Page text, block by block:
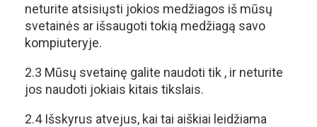
neturite atsisiųsti jokios medžiagos iš mūsų
svetainės ar išsaugoti tokią medžiagą savo
kompiuteryje.
2.3 Mūsų svetainę galite naudoti tik , ir neturite
jos naudoti jokiais kitais tikslais.
2.4 Išskyrus atvejus, kai tai aiškiai leidžiama